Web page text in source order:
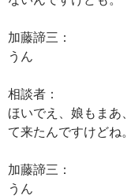
加藤諦三：
うん
相談者：
ほいでえ、娘もまあ
て来たんですけどね。
加藤諦三：
うん